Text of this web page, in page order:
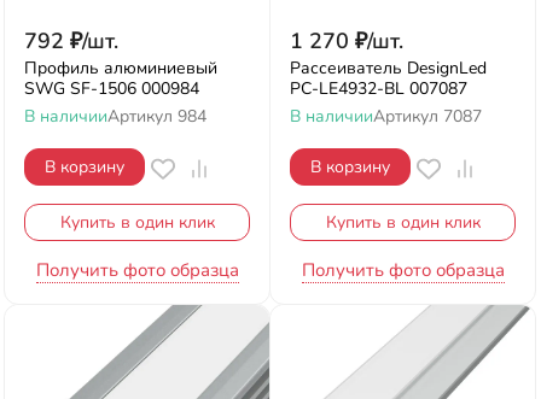
792 ₽/шт.
Профиль алюминиевый
SWG SF-1506 000984
В наличииАртикул 984
В корзину
Купить в один клик
Получить фото образца
1 270 ₽/шт.
Рассеиватель DesignLed
PC-LE4932-BL 007087
В наличииАртикул 7087
В корзину
Купить в один клик
Получить фото образца